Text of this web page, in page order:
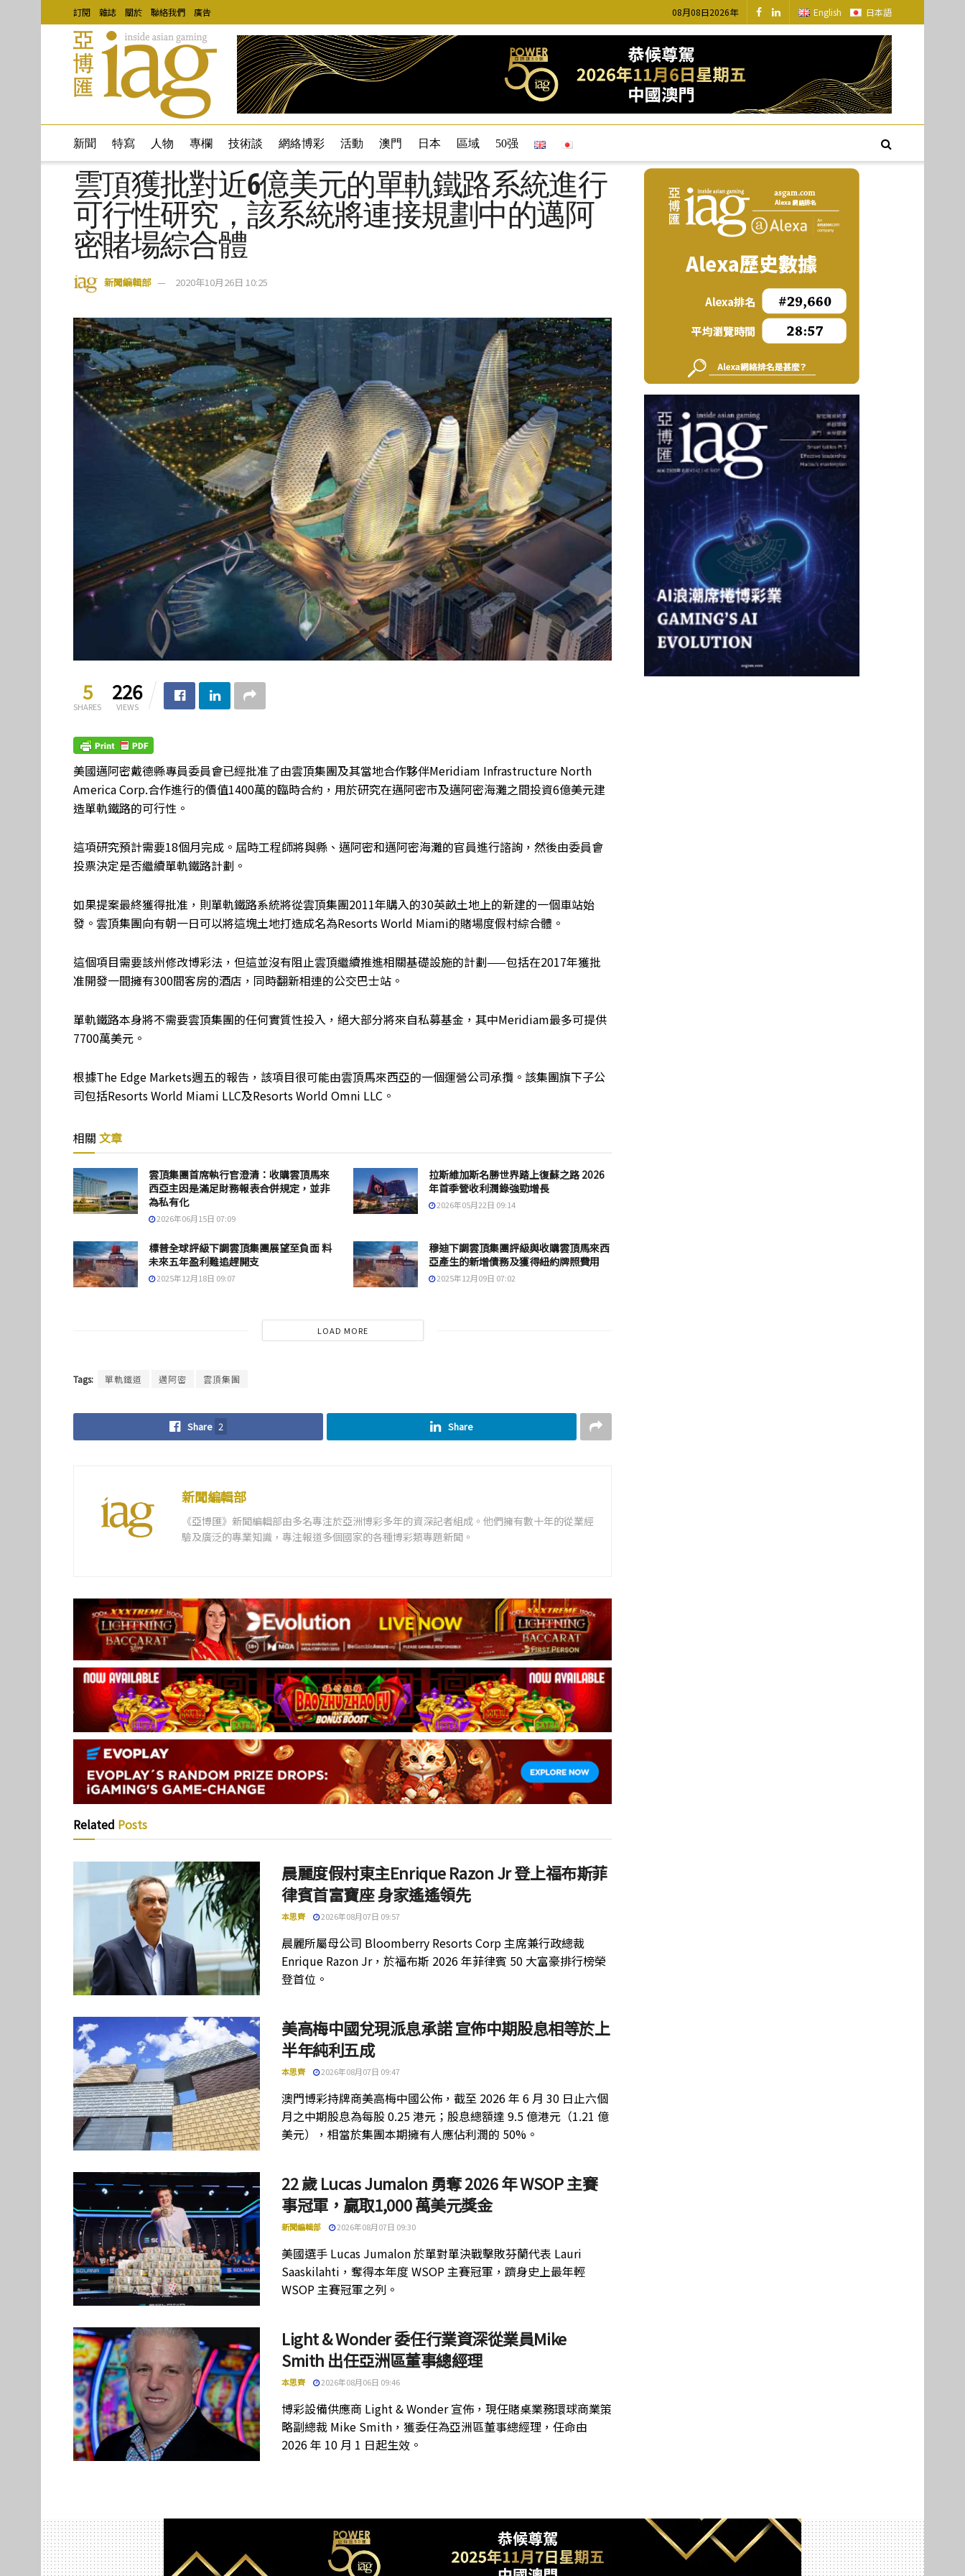
訂閱 雜誌 關於 聯絡我們 廣告 08月08日2026年 English 日本語
新聞 特寫 人物 專欄 技術談 網絡博彩 活動 澳門 日本 區域 50强
雲頂獲批對近6億美元的單軌鐵路系統進行
可行性研究，該系統將連接規劃中的邁阿
密賭場綜合體
新聞編輯部 2020年10月26日 10:25
5
SHARES
226
VIEWS
美國邁阿密戴德縣專員委員會已經批准了由雲頂集團及其當地合作夥伴Meridiam Infrastructure North
America Corp.合作進行的價值1400萬的臨時合約，用於研究在邁阿密市及邁阿密海灘之間投資6億美元建
造單軌鐵路的可行性。
這項研究預計需要18個月完成。屆時工程師將與縣、邁阿密和邁阿密海灘的官員進行諮詢，然後由委員會
投票決定是否繼續單軌鐵路計劃。
如果提案最終獲得批准，則單軌鐵路系統將從雲頂集團2011年購入的30英畝土地上的新建的一個車站始
發。雲頂集團向有朝一日可以將這塊土地打造成名為Resorts World Miami的賭場度假村綜合體。
這個項目需要該州修改博彩法，但這並沒有阻止雲頂繼續推進相關基礎設施的計劃——包括在2017年獲批
准開發一間擁有300間客房的酒店，同時翻新相連的公交巴士站。
單軌鐵路本身將不需要雲頂集團的任何實質性投入，絕大部分將來自私募基金，其中Meridiam最多可提供
7700萬美元。
根據The Edge Markets週五的報告，該項目很可能由雲頂馬來西亞的一個運營公司承攬。該集團旗下子公
司包括Resorts World Miami LLC及Resorts World Omni LLC。
相關 文章
雲頂集團首席執行官澄清：收購雲頂馬來
西亞主因是滿足財務報表合併規定，並非
為私有化
2026年06月15日 07:09
拉斯維加斯名勝世界踏上復蘇之路 2026
年首季營收利潤錄強勁增長
2026年05月22日 09:14
標普全球評級下調雲頂集團展望至負面 料
未來五年盈利難追趕開支
2025年12月18日 09:07
穆迪下調雲頂集團評級與收購雲頂馬來西
亞產生的新增債務及獲得紐約牌照費用
2025年12月09日 07:02
LOAD MORE
Tags: 單軌鐵道 邁阿密 雲頂集團
Share 2 Share
新聞編輯部
《亞博匯》新聞編輯部由多名專注於亞洲博彩多年的資深記者組成。他們擁有數十年的從業經
驗及廣泛的專業知識，專注報道多個國家的各種博彩類專題新聞。
Related Posts
晨麗度假村東主Enrique Razon Jr 登上福布斯菲
律賓首富寶座 身家遙遙領先
本思齊 2026年08月07日 09:57
晨麗所屬母公司 Bloomberry Resorts Corp 主席兼行政總裁
Enrique Razon Jr，於福布斯 2026 年菲律賓 50 大富豪排行榜榮
登首位。
美高梅中國兌現派息承諾 宣佈中期股息相等於上
半年純利五成
本思齊 2026年08月07日 09:47
澳門博彩持牌商美高梅中國公佈，截至 2026 年 6 月 30 日止六個
月之中期股息為每股 0.25 港元；股息總額達 9.5 億港元（1.21 億
美元），相當於集團本期擁有人應佔利潤的 50%。
22 歲 Lucas Jumalon 勇奪 2026 年 WSOP 主賽
事冠軍，贏取1,000 萬美元獎金
新聞編輯部 2026年08月07日 09:30
美國選手 Lucas Jumalon 於單對單決戰擊敗芬蘭代表 Lauri
Saaskilahti，奪得本年度 WSOP 主賽冠軍，躋身史上最年輕
WSOP 主賽冠軍之列。
Light & Wonder 委任行業資深從業員Mike
Smith 出任亞洲區董事總經理
本思齊 2026年08月06日 09:46
博彩設備供應商 Light & Wonder 宣佈，現任賭桌業務環球商業策
略副總裁 Mike Smith，獲委任為亞洲區董事總經理，任命由
2026 年 10 月 1 日起生效。